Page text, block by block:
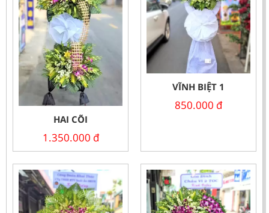
HAI CÕI
1.350.000 đ
VĨNH BIỆT 1
850.000 đ